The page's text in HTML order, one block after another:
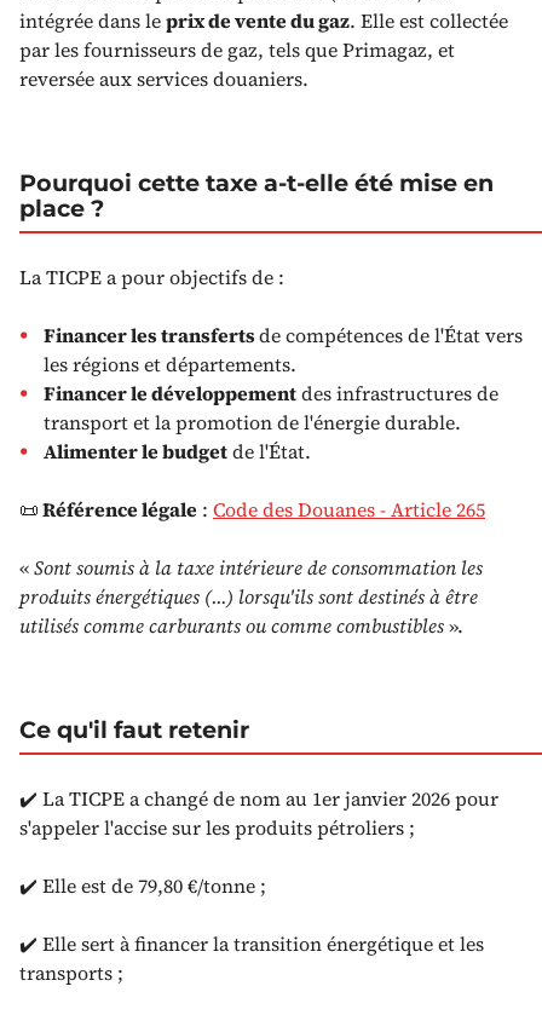
intégrée dans leprix de vente du gaz. Elle est collectée
par les fournisseurs de gaz, tels que Primagaz, et
reversée aux services douaniers.
Pourquoi cette taxe a-t-elle été mise en
place ?
La TICPE a pour objectifs de :
Financer les transfertsde compétences de l'État vers
les régions et départements.
Financer le développementdes infrastructures de
transport et la promotion de l'énergie durable.
Alimenter le budgetde l'État.
📜Référence légale : Code des Douanes - Article 265
«Sont soumis à la taxe intérieure de consommation les
produits énergétiques (...) lorsqu'ils sont destinés à être
utilisés comme carburants ou comme combustibles».
Ce qu'il faut retenir
✔️ La TICPE a changé de nom au 1er janvier 2026 pour
s'appeler l'accise sur les produits pétroliers ;
✔️ Elle est de 79,80 €/tonne ;
✔️ Elle sert à financer la transition énergétique et les
transports ;